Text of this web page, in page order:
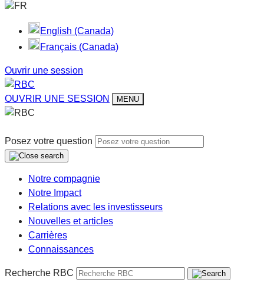
FR
English (Canada)
Français (Canada)
Ouvrir une session
OUVRIR UNE SESSION MENU
Posez votre question
Notre compagnie
Notre Impact
Relations avec les investisseurs
Nouvelles et articles
Carrières
Connaissances
Recherche RBC